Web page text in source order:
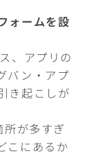
ォームを設
、アプリの
バン・アプ
き起こしが
所が多すぎ
こにあるか